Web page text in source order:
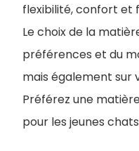
flexibilité, confort et
Le choix de la
préférences et du
mais également sur
Préférez une
pour les jeunes